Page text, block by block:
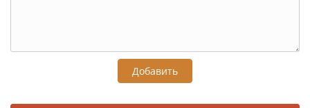
Добавить